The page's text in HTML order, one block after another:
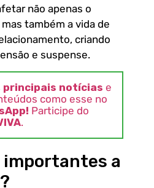
não apenas o
também a vida de
criando
e suspense.
principais notícias e
como esse no
Participe do
.
importantes a